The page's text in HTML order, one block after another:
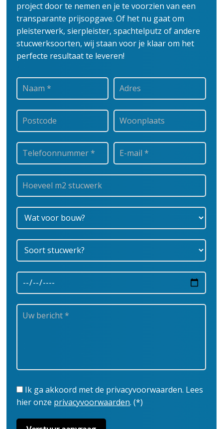
project door te nemen en je te voorzien van een
transparante prijsopgave. Of het nu gaat om
pleisterwerk, sierpleister, spachtelputz of andere
stucwerksoorten, wij staan voor je klaar om het
perfecte resultaat te leveren!
Ik ga akkoord met de privacyvoorwaarden. Lees
hier onze privacyvoorwaarden. (*)